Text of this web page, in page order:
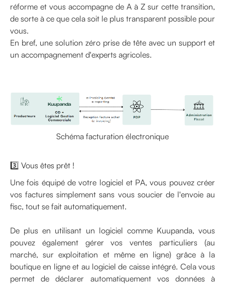
réforme et vous accompagne de A à Z sur cette transition,
de sorte à ce que cela soit le plus transparent possible pour
vous.
En bref, une solution zéro prise de tête avec un support et
un accompagnement d'experts agricoles.
Schéma facturation électronique
3️⃣ Vous êtes prêt !
Une fois équipé de votre logiciel et PA, vous pouvez créer
vos factures simplement sans vous soucier de l'envoie au
fisc, tout se fait automatiquement.
De plus en utilisant un logiciel comme Kuupanda, vous
pouvez également gérer vos ventes particuliers (au
marché, sur exploitation et même en ligne) grâce à la
boutique en ligne et au logiciel de caisse intégré. Cela vous
permet de déclarer automatiquement vos données à